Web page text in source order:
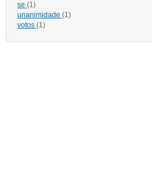
se (1)
unanimidade (1)
votos (1)